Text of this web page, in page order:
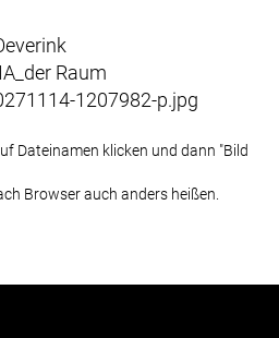
Raum
1207982-p.jpg
Dateinamen klicken und dann "Bild
Browser auch anders heißen.